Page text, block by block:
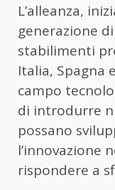
L’alleanza,
generazione
stabilimenti
Italia, Spagna
campo
di introdurre
possano
l’innovazione
rispondere a